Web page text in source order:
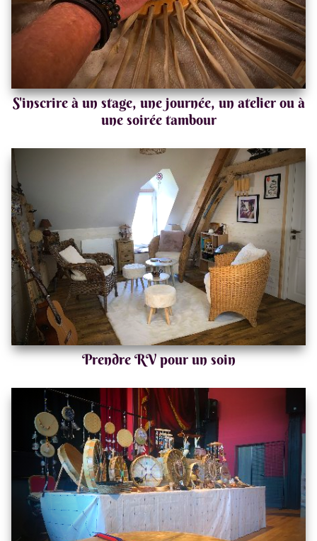
S'inscrire à un stage, une journée, un atelier ou à
une soirée tambour
Prendre RV pour un soin